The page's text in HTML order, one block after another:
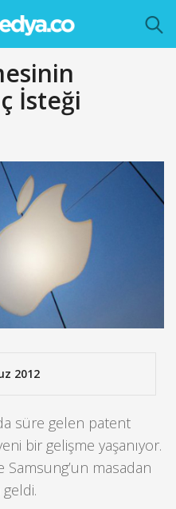
İsteği
2012
süre gelen patent
bir gelişme yaşanıyor.
masadan
geldi.